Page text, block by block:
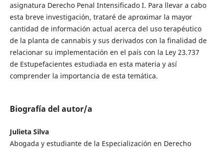
asignatura Derecho Penal Intensificado I. Para llevar a cabo
esta breve investigación, trataré de aproximar la mayor
cantidad de información actual acerca del uso terapéutico
de la planta de cannabis y sus derivados con la finalidad de
relacionar su implementación en el país con la Ley 23.737
de Estupefacientes estudiada en esta materia y así
comprender la importancia de esta temática.
Biografía del autor/a
Julieta Silva
Abogada y estudiante de la Especialización en Derecho